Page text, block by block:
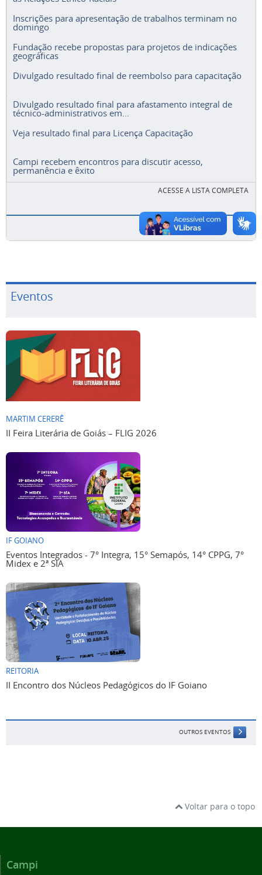
Inscrições para apresentação de trabalhos terminam no
domingo
Fundação recebe propostas para projetos de indicações
geográficas
Divulgado resultado final de reembolso para capacitação
Divulgado resultado final para afastamento integral de
técnico-administrativos em...
Veja resultado final para Licença Capacitação
Campi recebem encontros para discutir acesso,
permanência e êxito
ACESSE A LISTA COMPLETA
Eventos
MARTIM CERERÊ
II Feira Literária de Goiás – FLIG 2026
IF GOIANO
Eventos Integrados - 7° Integra, 15° Semapós, 14° CPPG, 7°
Midex e 2ª SIA
REITORIA
II Encontro dos Núcleos Pedagógicos do IF Goiano
OUTROS EVENTOS
Voltar para o topo
Campi